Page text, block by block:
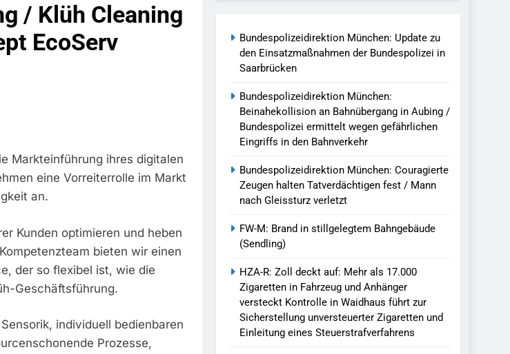
(Sendling)
Zigaretten In Fahrzeug Und Anhänger Versteckt Kontrolle In Waidhaus Führt
Und Einleitung Eines Steuerstrafverfahrens
Dem Kraftfahrzeug Über Die Grenze Eingereist/Bundespolizei Stellt Auto
Einreise Mit Dem Kraftfahrzeug/Bundespolizei Weist Beschuldigten
München Für Den 31. Juli Bis 2. August 2026
Begleitet Fußballfans Nach Einsatz Am Bahnhof Dachau
/ Klüh Cleaning
EcoServ
Markteinführung ihres digitalen
eine Vorreiterrolle im Markt
an.
Kunden optimieren und heben
bieten wir einen
der so flexibel ist, wie die
Geschäftsführung.
individuell bedienbaren
Prozesse,
Bundespolizeidirektion München: Update zu
den Einsatzmaßnahmen der Bundespolizei in
Saarbrücken
Bundespolizeidirektion München:
Beinahekollision an Bahnübergang in Aubing /
Bundespolizei ermittelt wegen gefährlichen
Eingriffs in den Bahnverkehr
Bundespolizeidirektion München: Couragierte
Zeugen halten Tatverdächtigen fest / Mann
nach Gleissturz verletzt
FW-M: Brand in stillgelegtem Bahngebäude
(Sendling)
HZA-R: Zoll deckt auf: Mehr als 17.000
Zigaretten in Fahrzeug und Anhänger
versteckt Kontrolle in Waidhaus führt zur
Sicherstellung unversteuerter Zigaretten und
Einleitung eines Steuerstrafverfahrens